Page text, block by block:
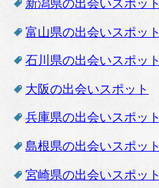
新潟県の出会いスポット
富山県の出会いスポット
石川県の出会いスポット
大阪の出会いスポット
兵庫県の出会いスポット
島根県の出会いスポット
宮崎県の出会いスポット